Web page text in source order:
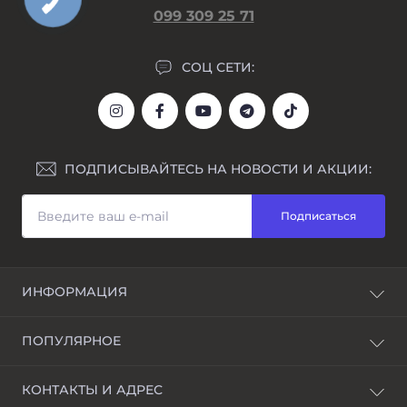
099 309 25 71
СОЦ СЕТИ:
ПОДПИСЫВАЙТЕСЬ НА НОВОСТИ И АКЦИИ:
Подписаться
ИНФОРМАЦИЯ
Awarder – бренд наручных часов
Гравировка
ПОПУЛЯРНОЕ
Женские часы
КОНТАКТЫ И АДРЕС